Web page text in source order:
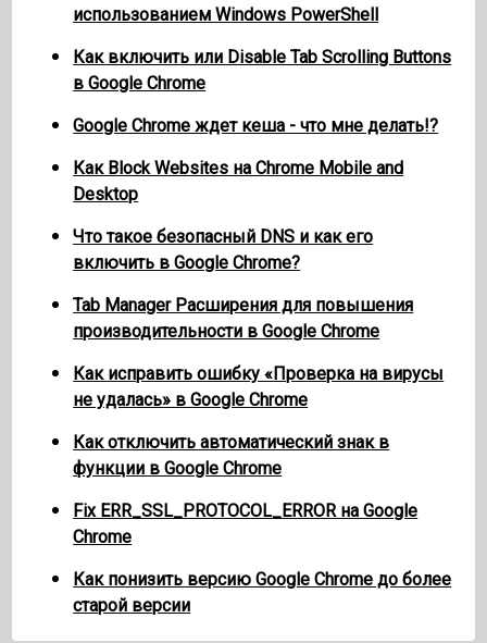
использованием Windows PowerShell
Как включить или Disable Tab Scrolling Buttons
в Google Chrome
Google Chrome ждет кеша - что мне делать!?
Как Block Websites на Chrome Mobile and
Desktop
Что такое безопасный DNS и как его
включить в Google Chrome?
Tab Manager Расширения для повышения
производительности в Google Chrome
Как исправить ошибку «Проверка на вирусы
не удалась» в Google Chrome
Как отключить автоматический знак в
функции в Google Chrome
Fix ERR_SSL_PROTOCOL_ERROR на Google
Chrome
Как понизить версию Google Chrome до более
старой версии